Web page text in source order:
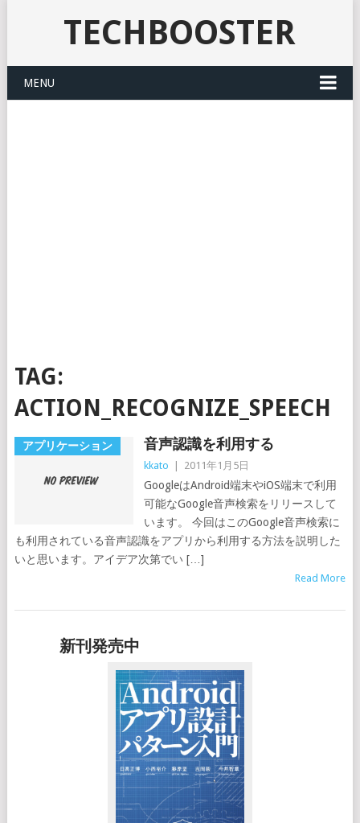
TECHBOOSTER
MENU
TAG:
ACTION_RECOGNIZE_SPEECH
アプリケーション 音声認識を利用する
kkato 2011年1月5日
GoogleはAndroid端末やiOS端末で利用
可能なGoogle音声検索をリリースして
います。 今回はこのGoogle音声検索に
も利用されている音声認識をアプリから利用する方法を説明した
いと思います。アイデア次第でい […]
Read More
新刊発売中